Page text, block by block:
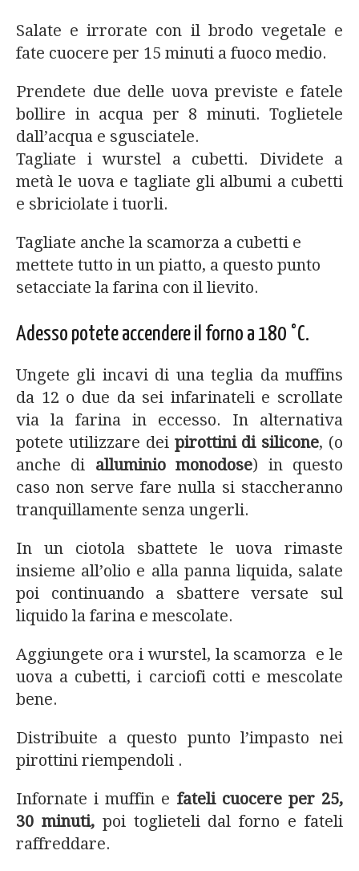
Salate e irrorate con il brodo vegetale e
fate cuocere per 15 minuti a fuoco medio.
Prendete due delle uova previste e fatele
bollire in acqua per 8 minuti. Toglietele
dall’acqua e sgusciatele.
Tagliate i wurstel a cubetti. Dividete a
metà le uova e tagliate gli albumi a cubetti
e sbriciolate i tuorli.
Tagliate anche la scamorza a cubetti e
mettete tutto in un piatto, a questo punto
setacciate la farina con il lievito.
Adesso potete accendere il forno a 180 °C.
Ungete gli incavi di una teglia da muffins
da 12 o due da sei infarinateli e scrollate
via la farina in eccesso. In alternativa
potete utilizzare dei pirottini di silicone, (o
anche di alluminio monodose) in questo
caso non serve fare nulla si staccheranno
tranquillamente senza ungerli.
In un ciotola sbattete le uova rimaste
insieme all’olio e alla panna liquida, salate
poi continuando a sbattere versate sul
liquido la farina e mescolate.
Aggiungete ora i wurstel, la scamorza e le
uova a cubetti, i carciofi cotti e mescolate
bene.
Distribuite a questo punto l’impasto nei
pirottini riempendoli .
Infornate i muffin e fateli cuocere per 25,
30 minuti, poi toglieteli dal forno e fateli
raffreddare.